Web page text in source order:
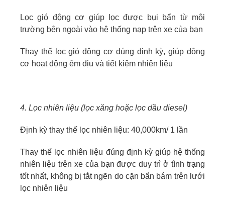
Lọc gió động cơ giúp lọc được bụi bẩn từ môi
trường bên ngoài vào hệ thống nạp trên xe của bạn
Thay thế lọc gió động cơ đúng định kỳ, giúp động
cơ hoạt động êm dịu và tiết kiệm nhiên liệu
4. Lọc nhiên liệu (lọc xăng hoặc lọc dầu diesel)
Định kỳ thay thế lọc nhiên liệu: 40,000km/ 1 lần
Thay thế lọc nhiên liệu đúng định kỳ giúp hệ thống
nhiên liệu trên xe của bạn được duy trì ở tình trạng
tốt nhất, không bị tắt ngẽn do cặn bẩn bám trên lưới
lọc nhiên liệu